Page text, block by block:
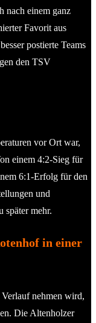
nach einem ganz
Favorit aus
postierte Teams
den TSV
vor Ort war,
einem 4:2-Sieg für
6:1-Erfolg für den
und
später mehr.
in einer
Verlauf nehmen wird,
Die Altenholzer